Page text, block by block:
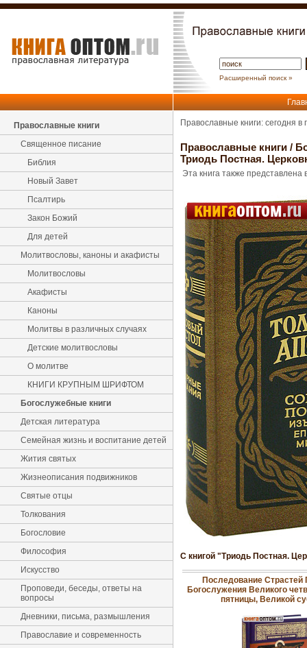
Расширенный поиск »
Православные книги
Священное писание
Библия
Новый Завет
Псалтирь
Закон Божий
Для детей
Молитвословы, каноны и акафисты
Молитвословы
Акафисты
Каноны
Молитвы в различных случаях
Детские молитвословы
О молитве
КНИГИ КРУПНЫМ ШРИФТОМ
Богослужебные книги
Детская литература
Семейная жизнь и воспитание детей
Жития святых
Жизнеописания подвижников
Святые отцы
Толкования
Богословие
Философия
Искусство
Проповеди, беседы, ответы на
вопросы
Дневники, письма, размышления
Православие и современность
Православные книги: сегодня
Православные книги /
Триодь Постная.
Эта книга также представлена
С книгой "Триодь Постная.
Последование Страстей
Богослужения Великого
пятницы, Великой